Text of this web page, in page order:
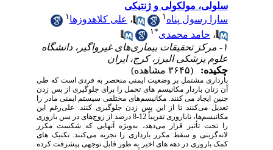
سلولی، مولکولی و ژنتیکی
سارا رسول پناه۱ ،علی کلاهدوزها۱
،حامد محمدی ۱
۱- مرکز تحقیقات بیماری‌های غیرواگیر، دانشگاه
علوم پزشکی البرز، کرج، ایران
چکیده:
بارداری مشتمل بر وضعیت ایمنی منحصر به فردی است که طی
آن زنان باردار مکانیسم های تحمل را برای جلوگیری از پس زدن
جنین ایجاد می کنند. مکانیسم‌های مختلفی سیستم ایمنی مادر را
تعدیل می‌کنند تا از این پس زدن جلوگیری کنند. علی‌رغم این
مکانیسم‌ها، ناباروری تقریباً 12-8 درصد از زوج‌های در سن باروری
را تحت تأثیر قرار می‌دهد، به‌ویژه آنهایی که شکست مکرر
لانه‌گزینی و سقط مکرر بارداری را تجربه می‌کنند. تکنیک های
کمک باروری در دهه های اخیر به طور قابل توجهی پیشرفت کرده